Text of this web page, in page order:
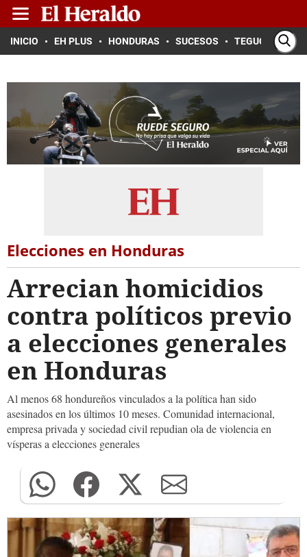
INICIO EH PLUS HONDURAS SUCESOS TEGUCIGALPA
Elecciones en Honduras
Arrecian homicidios
contra políticos previo
a elecciones generales
en Honduras
Al menos 68 hondureños vinculados a la política han sido
asesinados en los últimos 10 meses. Comunidad internacional,
empresa privada y sociedad civil repudian ola de violencia en
vísperas a elecciones generales